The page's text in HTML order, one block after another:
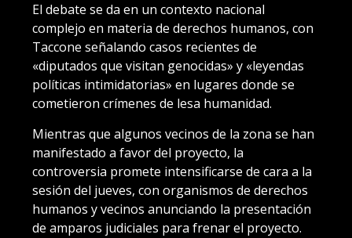
El debate se da en un contexto nacional
complejo en materia de derechos humanos, con
Taccone señalando casos recientes de
«diputados que visitan genocidas» y «leyendas
políticas intimidatorias» en lugares donde se
cometieron crímenes de lesa humanidad.
Mientras que algunos vecinos de la zona se han
manifestado a favor del proyecto, la
controversia promete intensificarse de cara a la
sesión del jueves, con organismos de derechos
humanos y vecinos anunciando la presentación
de amparos judiciales para frenar el proyecto.